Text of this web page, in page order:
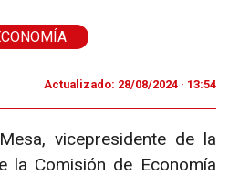
Actualizado: 28/08/2024 · 13:54
vicepresidente de la
la Comisión de Economía